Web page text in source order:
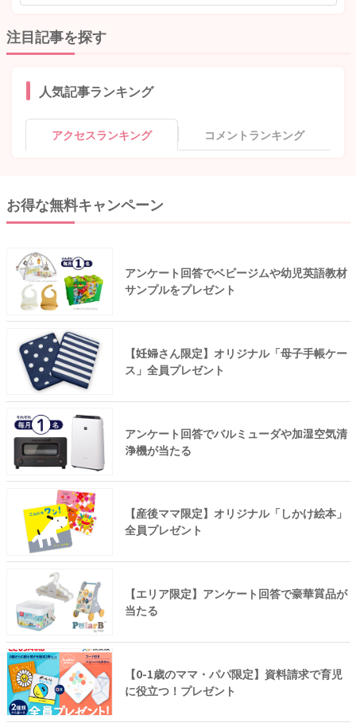
注目記事を探す
人気記事ランキング
アクセスランキング コメントランキング
お得な無料キャンペーン
アンケート回答でベビージムや幼児英語教材
サンプルをプレゼント
【妊婦さん限定】オリジナル「母子手帳ケー
ス」全員プレゼント
アンケート回答でバルミューダや加湿空気清
浄機が当たる
【産後ママ限定】オリジナル「しかけ絵本」
全員プレゼント
【エリア限定】アンケート回答で豪華賞品が
当たる
【0-1歳のママ・パパ限定】資料請求で育児
に役立つ！プレゼント